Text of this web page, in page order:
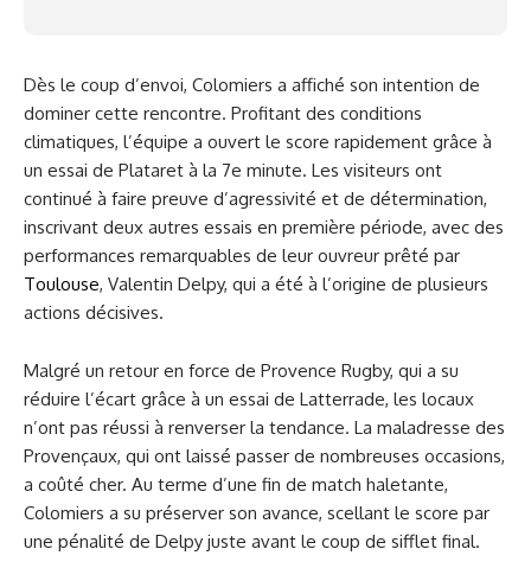
Dès le coup d’envoi, Colomiers a affiché son intention de
dominer cette rencontre. Profitant des conditions
climatiques, l’équipe a ouvert le score rapidement grâce à
un essai de Plataret à la 7e minute. Les visiteurs ont
continué à faire preuve d’agressivité et de détermination,
inscrivant deux autres essais en première période, avec des
performances remarquables de leur ouvreur prêté par
Toulouse, Valentin Delpy, qui a été à l’origine de plusieurs
actions décisives.
Malgré un retour en force de Provence Rugby, qui a su
réduire l’écart grâce à un essai de Latterrade, les locaux
n’ont pas réussi à renverser la tendance. La maladresse des
Provençaux, qui ont laissé passer de nombreuses occasions,
a coûté cher. Au terme d’une fin de match haletante,
Colomiers a su préserver son avance, scellant le score par
une pénalité de Delpy juste avant le coup de sifflet final.